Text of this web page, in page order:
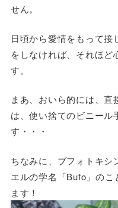
せん。
日頃から愛情をもって接
をしなければ、それほど
す。
まあ、おいら的には、
は、使い捨てのビニール
す・・・
ちなみに、ブフォトキ
エルの学名「Bufo」の
ます！